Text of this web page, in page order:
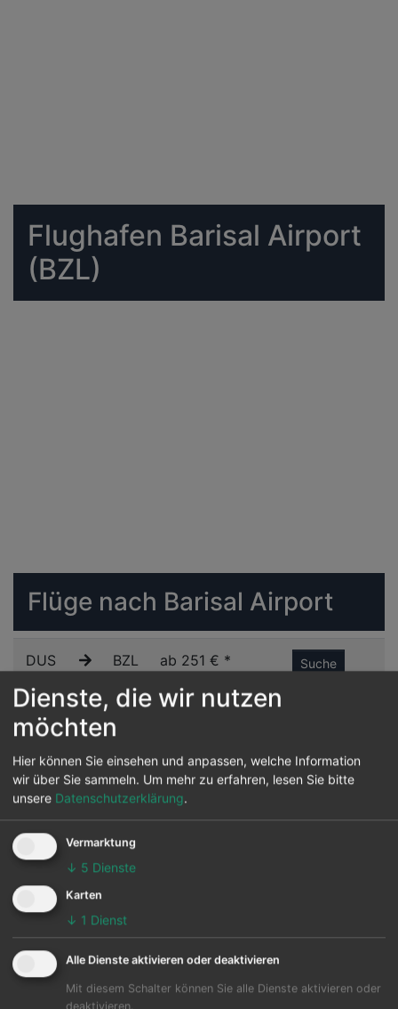
Flughafen Barisal Airport
(BZL)
Flüge nach Barisal Airport
DUS BZL ab 251 € * Suche
HAM BZL ab 256 € *
DUS BZL ab 262 € * Suche
ab 276 € *
FRA BZL
MUC
DUS BZL ab 350 € *
Dienste, die wir nutzen
möchten
Hier können Sie einsehen und anpassen, welche Information
wir über Sie sammeln. Um mehr zu erfahren, lesen Sie bitte
unsere Datenschutzerklärung.
Vermarktung
↓ 5 Dienste
Karten
↓ 1 Dienst
Alle Dienste aktivieren oder deaktivieren
Mit diesem Schalter können Sie alle Dienste aktivieren oder